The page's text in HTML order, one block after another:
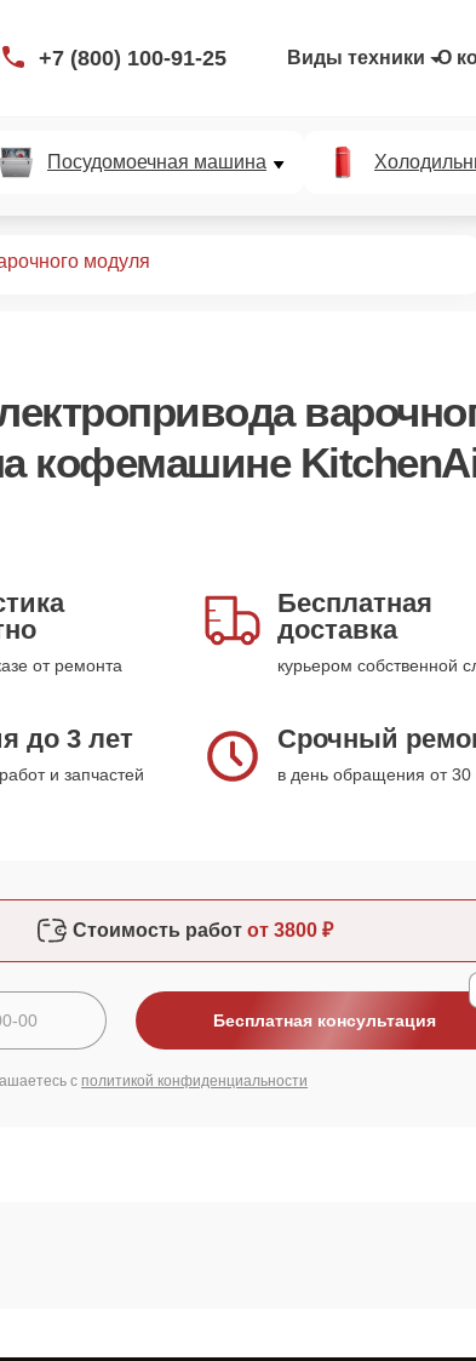
+7 (800) 100-91-25 Виды техники О
Посудомоечная машина
модуля
кофемашине
от ремонта
Бесплатная
доставка
курьером собственной
до 3 лет
и запчастей
Срочный
в день обращения от 30
Стоимость работ от 3800 ₽
Бесплатная консультация
с политикой конфиденциальности